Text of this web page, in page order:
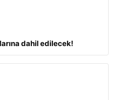
dahil edilecek!